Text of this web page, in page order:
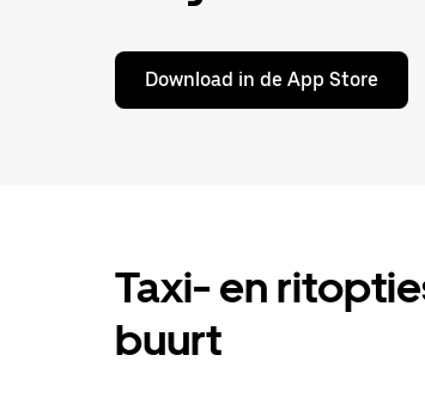
Download in de App Store
Taxi- en
buurt